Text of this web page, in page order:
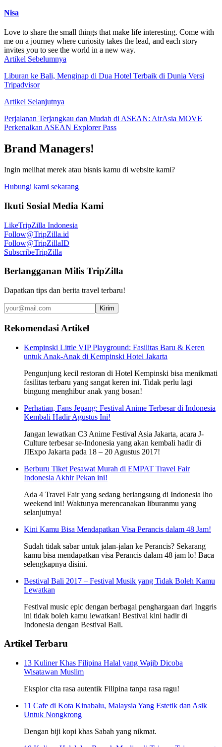
Nisa
Love to share the small things that make life interesting. Come with
me on a journey where curiosity takes the lead, and each story
invites you to see the world in a new way.
Artikel Sebelumnya
Liburan ke Bali, Menginap di Dua Hotel Terbaik di Dunia Versi
Tripadvisor
Artikel Selanjutnya
Perjalanan Terjangkau dan Mudah di ASEAN: AirAsia MOVE
Perkenalkan ASEAN Explorer Pass
Brand Managers!
Ingin melihat merek atau bisnis kamu di website kami?
Hubungi kami sekarang
Ikuti Sosial Media Kami
LikeTripZilla Indonesia
Follow@TripZilla.id
Follow@TripZillaID
SubscribeTripZilla
Berlangganan Milis TripZilla
Dapatkan tips dan berita travel terbaru!
Kirim
Rekomendasi Artikel
Kempinski Little VIP Playground: Fasilitas Baru & Keren
untuk Anak-Anak di Kempinski Hotel Jakarta
Pengunjung kecil restoran di Hotel Kempinski bisa menikmati
fasilitas terbaru yang sangat keren ini. Tidak perlu lagi
bingung menghibur anak yang bosan!
Perhatian, Fans Jepang: Festival Anime Terbesar di Indonesia
Kembali Hadir Agustus Ini!
Jangan lewatkan C3 Anime Festival Asia Jakarta, acara J-
Culture terbesar se-Indonesia yang akan kembali hadir di
JIExpo Jakarta pada 18 – 20 Agustus 2017!
Berburu Tiket Pesawat Murah di EMPAT Travel Fair
Indonesia Akhir Pekan ini!
Ada 4 Travel Fair yang sedang berlangsung di Indonesia lho
weekend ini! Waktunya merencanakan liburanmu yang
selanjutnya!
Kini Kamu Bisa Mendapatkan Visa Perancis dalam 48 Jam!
Sudah tidak sabar untuk jalan-jalan ke Perancis? Sekarang
kamu bisa mendapatkan visa Perancis dalam 48 jam lo! Baca
selengkapnya disini.
Bestival Bali 2017 – Festival Musik yang Tidak Boleh Kamu
Lewatkan
Festival music epic dengan berbagai penghargaan dari Inggris
ini tidak boleh kamu lewatkan! Bestival kini hadir di
Indonesia dengan Bestival Bali.
Artikel Terbaru
13 Kuliner Khas Filipina Halal yang Wajib Dicoba
Wisatawan Muslim
Eksplor cita rasa autentik Filipina tanpa rasa ragu!
11 Cafe di Kota Kinabalu, Malaysia Yang Estetik dan Asik
Untuk Nongkrong
Dengan biji kopi khas Sabah yang nikmat.